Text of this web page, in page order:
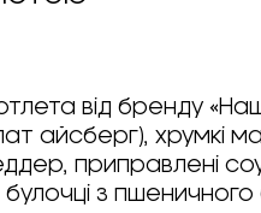
від бренду
айсберг), хрумкі
приправлені
булочці з